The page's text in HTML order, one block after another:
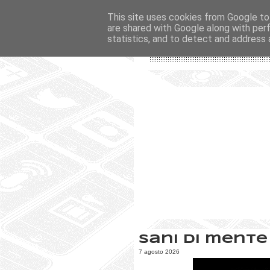
Sani di mente
7 agosto 2026
This site uses cookies from Google
are shared with Google along with
statistics, and to detect and address